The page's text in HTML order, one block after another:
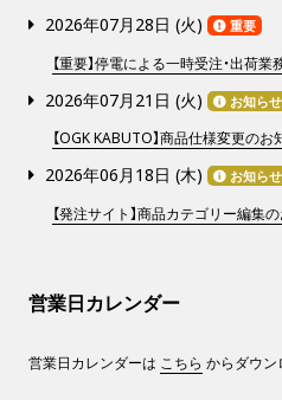
2026年07月28日 (火) 重要
【重要】停電による一時受注・出荷
2026年07月21日 (火) お知らせ
【OGK KABUTO】商品仕様変更のお
2026年06月18日 (木) お知らせ
【発注サイト】商品カテゴリー編集
営業日カレンダー
営業日カレンダーは こちら からダウン